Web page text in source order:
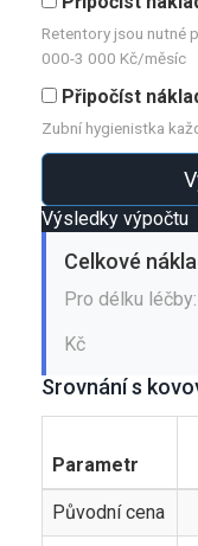
Retentory jsou nutné
000-3 000 Kč/měsíc
Připočíst
Zubní hygienistka
Výsledky výpočtu
Celkové
Pro délku léčby:
Kč
Srovnání s
Parametr
Původní cena